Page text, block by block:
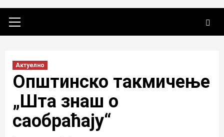
Menu
Актуелно
Општинско такмичење
„Шта знаш о
саобраћају“